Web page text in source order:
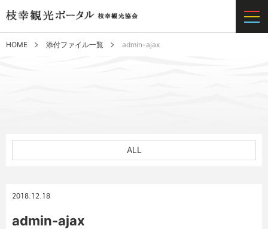
HOME 添付ファイル一覧 admin-ajax
ALL
2018.12.18
admin-ajax